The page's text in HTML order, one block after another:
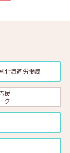
～14:30
求職者
知って就職活
求職者
「部下力」ア
するためのコミ
北海道労働局
援
ク